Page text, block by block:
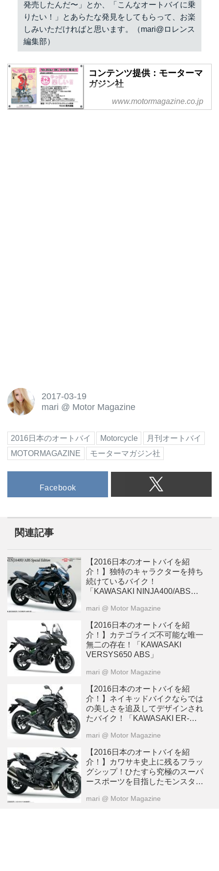
発売したんだ〜」とか、「こんなオートバイに乗
りたい！」とあらたな発見をしてもらって、お楽
しみいただければと思います。（mari@ロレンス
編集部）
コンテンツ提供：モーターマ
ガジン社
掲載元：オートバイ別冊付録
2016-2017 オール国産車アルバム
www.motormagazine.co.jp
2017-03-19
mari @ Motor Magazine
2016日本のオートバイ Motorcycle
月刊オートバイ
MOTORMAGAZINE
モーターマガジン社
Facebook
関連記事
【2016日本のオートバイを紹
介！】独特のキャラクターを持ち
続けているバイク！
「KAWASAKI NINJA400/ABS
mari @ Motor Magazine
【2016日本のオートバイを紹
介！】カテゴライズ不可能な唯一
無二の存在！「KAWASAKI
VERSYS650 ABS」
mari @ Motor Magazine
【2016日本のオートバイを紹
介！】ネイキッドバイクならでは
の美しさを追及してデザインされ
たバイク！「KAWASAKI ER-
mari @ Motor Magazine
【2016日本のオートバイを紹
介！】カワサキ史上に残るフラッ
グシップ！ひたすら究極のスーパ
ースポーツを目指したモンスター
H2」
mari @ Motor Magazine